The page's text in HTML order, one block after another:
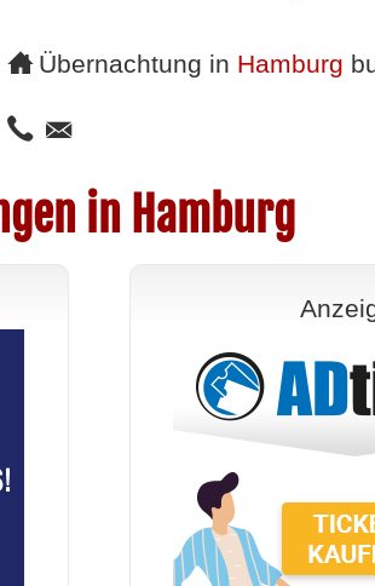
Übernachtung in Hamburg
in Hamburg